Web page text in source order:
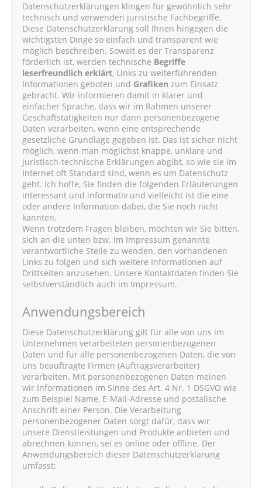
Datenschutzerklärungen klingen für gewöhnlich sehr
technisch und verwenden juristische Fachbegriffe.
Diese Datenschutzerklärung soll Ihnen hingegen die
wichtigsten Dinge so einfach und transparent wie
möglich beschreiben. Soweit es der Transparenz
förderlich ist, werden technische Begriffe
leserfreundlich erklärt, Links zu weiterführenden
Informationen geboten und Grafiken zum Einsatz
gebracht. Wir informieren damit in klarer und
einfacher Sprache, dass wir im Rahmen unserer
Geschäftstätigkeiten nur dann personenbezogene
Daten verarbeiten, wenn eine entsprechende
gesetzliche Grundlage gegeben ist. Das ist sicher nicht
möglich, wenn man möglichst knappe, unklare und
juristisch-technische Erklärungen abgibt, so wie sie im
Internet oft Standard sind, wenn es um Datenschutz
geht. Ich hoffe, Sie finden die folgenden Erläuterungen
interessant und informativ und vielleicht ist die eine
oder andere Information dabei, die Sie noch nicht
kannten.
Wenn trotzdem Fragen bleiben, möchten wir Sie bitten,
sich an die unten bzw. im Impressum genannte
verantwortliche Stelle zu wenden, den vorhandenen
Links zu folgen und sich weitere Informationen auf
Drittseiten anzusehen. Unsere Kontaktdaten finden Sie
selbstverständlich auch im Impressum.
Anwendungsbereich
Diese Datenschutzerklärung gilt für alle von uns im
Unternehmen verarbeiteten personenbezogenen
Daten und für alle personenbezogenen Daten, die von
uns beauftragte Firmen (Auftragsverarbeiter)
verarbeiten. Mit personenbezogenen Daten meinen
wir Informationen im Sinne des Art. 4 Nr. 1 DSGVO wie
zum Beispiel Name, E-Mail-Adresse und postalische
Anschrift einer Person. Die Verarbeitung
personenbezogener Daten sorgt dafür, dass wir
unsere Dienstleistungen und Produkte anbieten und
abrechnen können, sei es online oder offline. Der
Anwendungsbereich dieser Datenschutzerklärung
umfasst: